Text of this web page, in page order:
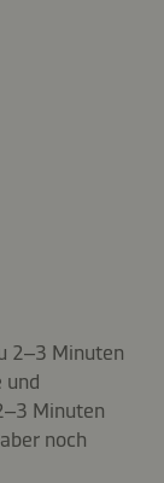
2–3 Minuten
und
Minuten
noch